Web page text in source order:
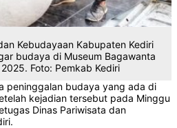
Kebudayaan Kabupaten Kediri
budaya di Museum Bagawanta
Foto: Pemkab Kediri
peninggalan budaya yang ada di
kejadian tersebut pada Minggu
Dinas Pariwisata dan